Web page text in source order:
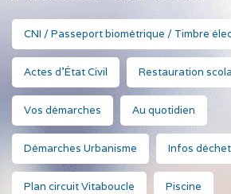
CNI / Passeport biométrique / Timbre
Actes d'État Civil Restauration
Vos démarches Au quotidien
Démarches Urbanisme Infos
Plan circuit Vitaboucle Piscine